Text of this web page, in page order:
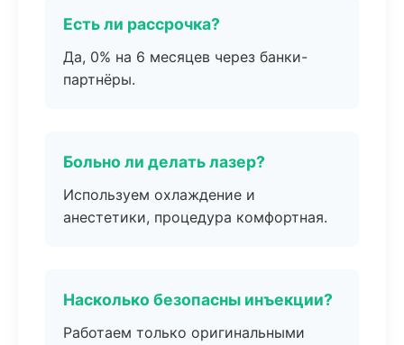
Есть ли рассрочка?
Да, 0% на 6 месяцев через банки-
партнёры.
Больно ли делать лазер?
Используем охлаждение и
анестетики, процедура комфортная.
Насколько безопасны инъекции?
Работаем только оригинальными